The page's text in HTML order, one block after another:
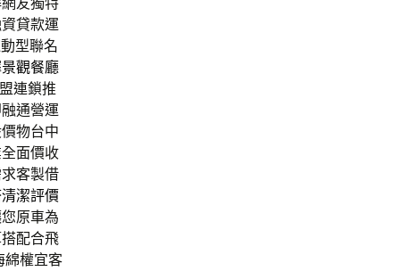
貸款運
型聯名
景觀餐廳
連鎖推
通營運
物台中
面價收
客製借
潔評價
原車為
配合飛
綿權宜客